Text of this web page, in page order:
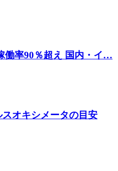
働率90％超え 国内・イ…
スオキシメータの目安